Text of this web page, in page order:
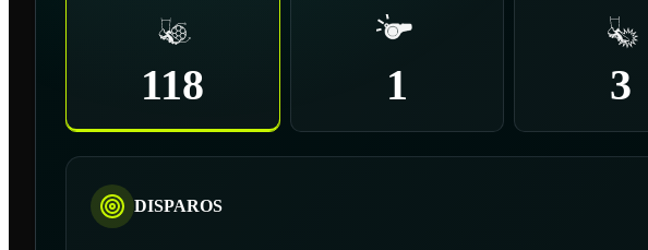
118 1 3
DISPAROS